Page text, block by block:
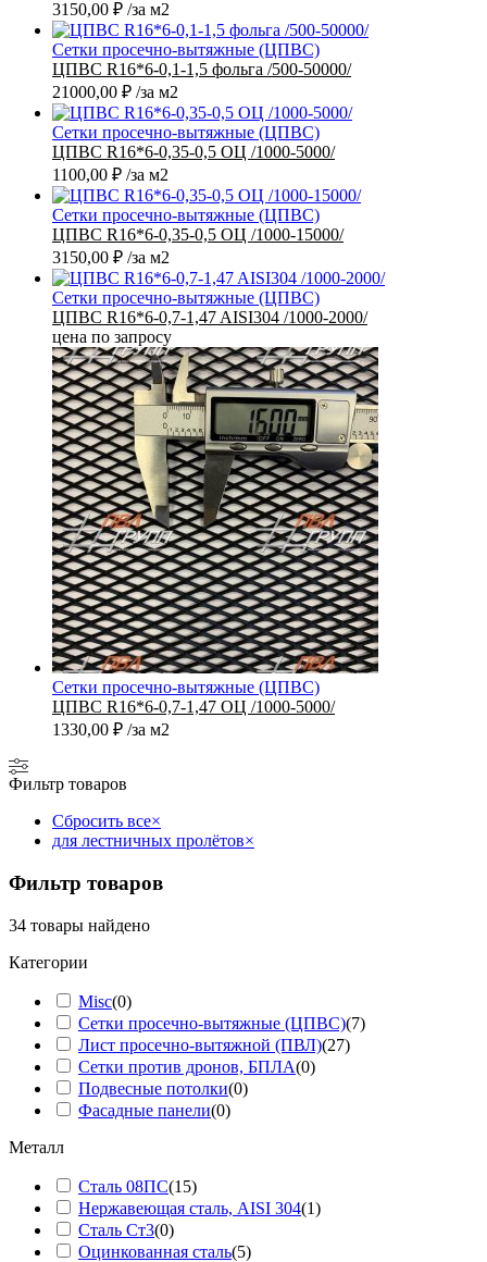
3150,00 ₽ /за м2
Сетки просечно-вытяжные (ЦПВС)
ЦПВС R16*6-0,1-1,5 фольга /500-50000/
21000,00 ₽ /за м2
Сетки просечно-вытяжные (ЦПВС)
ЦПВС R16*6-0,35-0,5 ОЦ /1000-5000/
1100,00 ₽ /за м2
Сетки просечно-вытяжные (ЦПВС)
ЦПВС R16*6-0,35-0,5 ОЦ /1000-15000/
3150,00 ₽ /за м2
Сетки просечно-вытяжные (ЦПВС)
ЦПВС R16*6-0,7-1,47 AISI304 /1000-2000/
цена по запросу
Сетки просечно-вытяжные (ЦПВС)
ЦПВС R16*6-0,7-1,47 ОЦ /1000-5000/
1330,00 ₽ /за м2
Фильтр товаров
Сбросить все×
для лестничных пролётов×
Фильтр товаров
34 товары найдено
Категории
Misc(0)
Сетки просечно-вытяжные (ЦПВС)(7)
Лист просечно-вытяжной (ПВЛ)(27)
Сетки против дронов, БПЛА(0)
Подвесные потолки(0)
Фасадные панели(0)
Металл
Сталь 08ПС(15)
Нержавеющая сталь, AISI 304(1)
Сталь Ст3(0)
Оцинкованная сталь(5)